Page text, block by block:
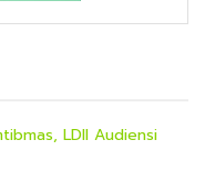
LDII Audiensi